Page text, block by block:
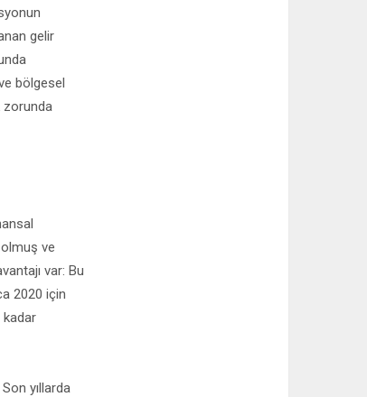
gelir
bölgesel
zorunda
ve
var: Bu
2020 için
kadar
yıllarda